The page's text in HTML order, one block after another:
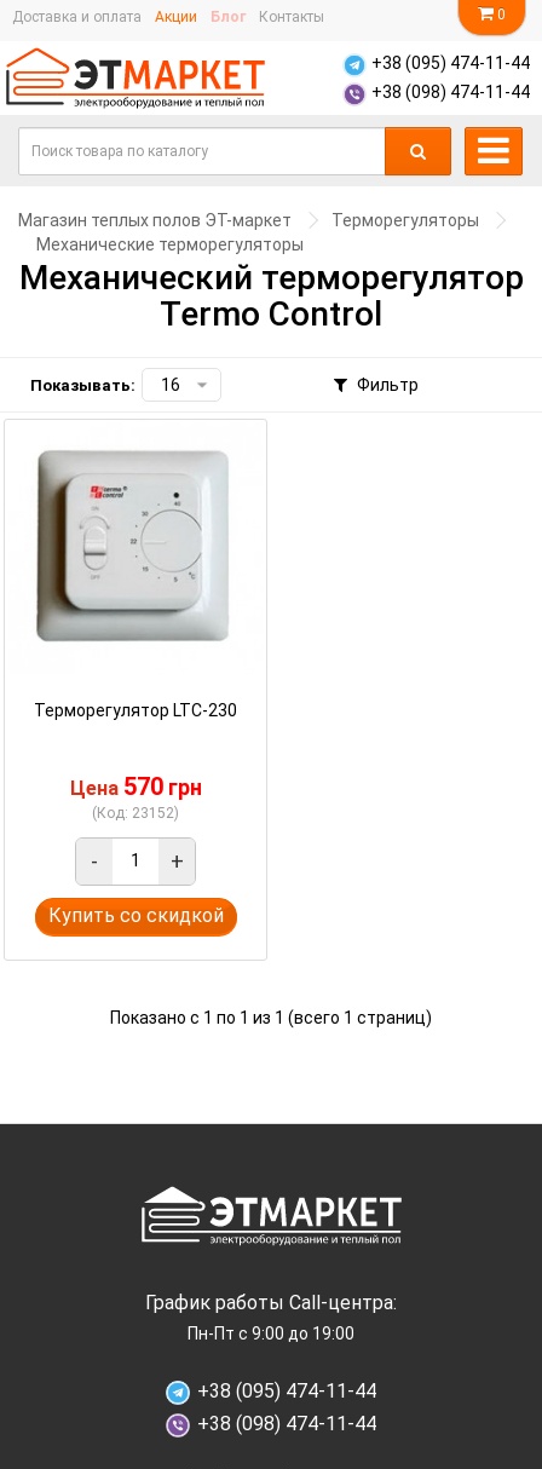
0
Доставка и оплата Акции Блог Контакты
+38 (095) 474-11-44
+38 (098) 474-11-44
Магазин теплых полов ЭТ-маркет
Терморегуляторы
Механические терморегуляторы
Механический терморегулятор
Termo Control
Показывать: Фильтр
Терморегулятор LTC-230
Цена 570 грн
(Код: 23152)
- +
Купить со скидкой
Показано с 1 по 1 из 1 (всего 1 страниц)
График работы Call-центра:
Пн-Пт с 9:00 до 19:00
+38 (095) 474-11-44
+38 (098) 474-11-44